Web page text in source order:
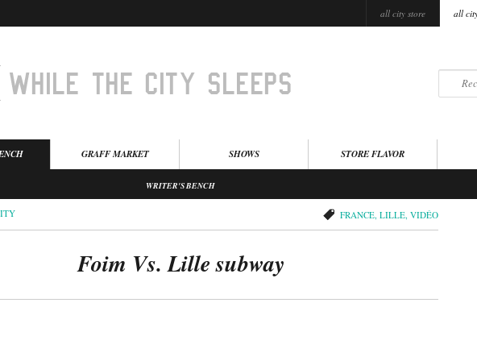
all city store all
GRAFF MARKET SHOWS STORE FLAVOR
WRITER'S BENCH
FRANCE LILLE VIDÉO
Foim Vs. Lille subway